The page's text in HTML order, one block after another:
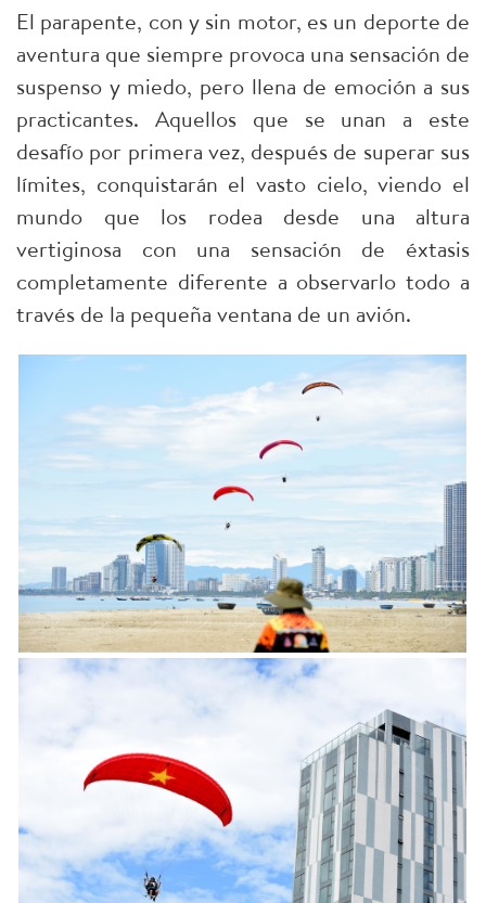
El parapente, con y sin motor, es un deporte de
aventura que siempre provoca una sensación de
suspenso y miedo, pero llena de emoción a sus
practicantes. Aquellos que se unan a este
desafío por primera vez, después de superar sus
límites, conquistarán el vasto cielo, viendo el
mundo que los rodea desde una altura
vertiginosa con una sensación de éxtasis
completamente diferente a observarlo todo a
través de la pequeña ventana de un avión.